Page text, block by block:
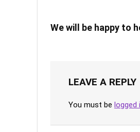
We will be happy to
LEAVE A REPLY
You must be logged